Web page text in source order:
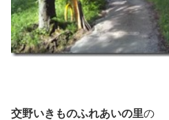
交野いきものふれあいの里の